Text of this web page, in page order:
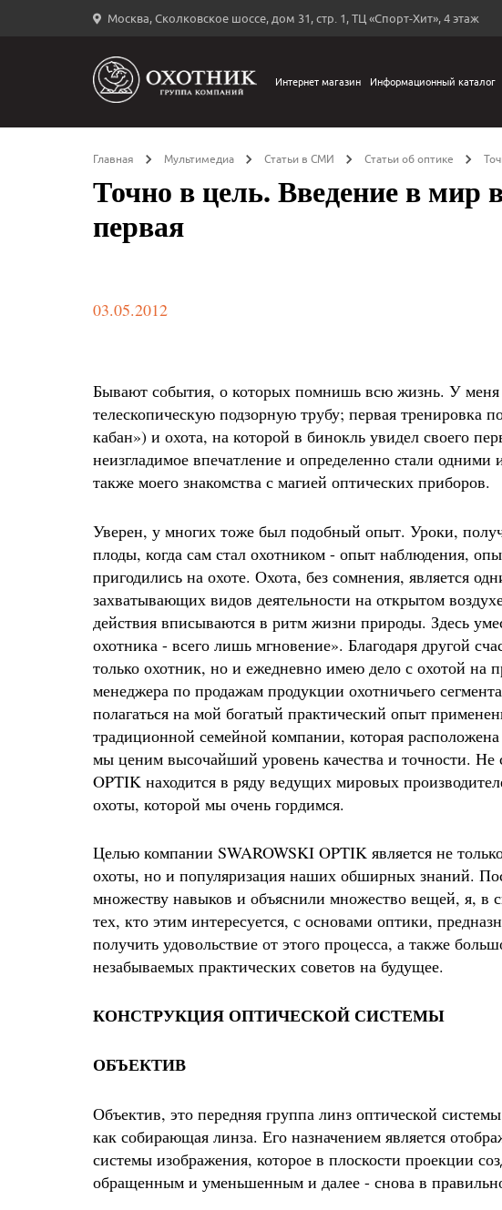
Москва, Сколковское шоссе, дом 31, стр. 1, ТЦ «Спорт-Хит», 4 этаж
←
Интернет магазин Информационный каталог
Главная Мультимедиа Статьи в СМИ Статьи об оптике
Точно в цель. Введение в мир
первая
03.05.2012
Бывают события, о которых помнишь всю жизнь. У меня
телескопическую подзорную трубу; первая тренировка
кабан») и охота, на которой в бинокль увидел своего
неизгладимое впечатление и определенно стали
также моего знакомства с магией оптических приборов.
Уверен, у многих тоже был подобный опыт. Уроки,
плоды, когда сам стал охотником - опыт наблюдения,
пригодились на охоте. Охота, без сомнения, является
захватывающих видов деятельности на открытом
действия вписываются в ритм жизни природы. Здесь
охотника - всего лишь мгновение». Благодаря другой
только охотник, но и ежедневно имею дело с охотой на
менеджера по продажам продукции охотничьего
полагаться на мой богатый практический опыт
традиционной семейной компании, которая
мы ценим высочайший уровень качества и точности.
OPTIK находится в ряду ведущих мировых
охоты, которой мы очень гордимся.
Целью компании SWAROWSKI OPTIK является не
охоты, но и популяризация наших обширных знаний.
множеству навыков и объяснили множество вещей, я, в
тех, кто этим интересуется, с основами оптики,
получить удовольствие от этого процесса, а также
незабываемых практических советов на будущее.
КОНСТРУКЦИЯ ОПТИЧЕСКОЙ СИСТЕМЫ
ОБЪЕКТИВ
Объектив, это передняя группа линз оптической
как собирающая линза. Его назначением является
системы изображения, которое в плоскости проекции
обращенным и уменьшенным и далее - снова в